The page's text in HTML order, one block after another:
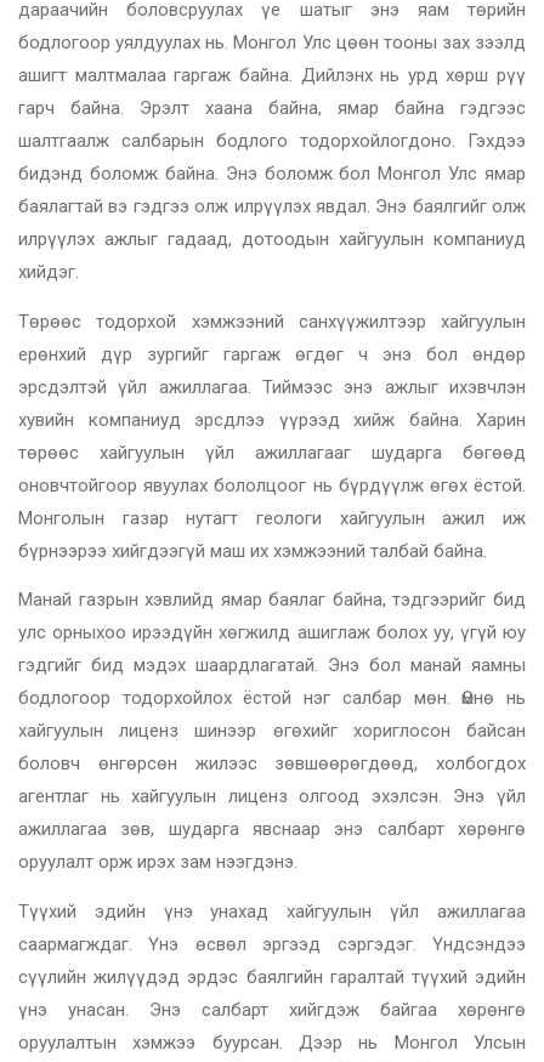
дараачийн боловсруулах үе шатыг энэ яам төрийн
бодлогоор уялдуулах нь. Монгол Улс цөөн тооны зах зээлд
ашигт малтмалаа гаргаж байна. Дийлэнх нь урд хөрш рүү
гарч байна. Эрэлт хаана байна, ямар байна гэдгээс
шалтгаалж салбарын бодлого тодорхойлогдоно. Гэхдээ
бидэнд боломж байна. Энэ боломж бол Монгол Улс ямар
баялагтай вэ гэдгээ олж илрүүлэх явдал. Энэ баялгийг олж
илрүүлэх ажлыг гадаад, дотоодын хайгуулын компаниуд
хийдэг.
Төрөөс тодорхой хэмжээний санхүүжилтээр хайгуулын
ерөнхий дүр зургийг гаргаж өгдөг ч энэ бол өндөр
эрсдэлтэй үйл ажиллагаа. Тиймээс энэ ажлыг ихэвчлэн
хувийн компаниуд эрсдлээ үүрээд хийж байна. Харин
төрөөс хайгуулын үйл ажиллагааг шударга бөгөөд
оновчтойгоор явуулах бололцоог нь бүрдүүлж өгөх ёстой.
Монголын газар нутагт геологи хайгуулын ажил иж
бүрнээрээ хийгдээгүй маш их хэмжээний талбай байна.
Манай газрын хэвлийд ямар баялаг байна, тэдгээрийг бид
улс орныхоо ирээдүйн хөгжилд ашиглаж болох уу, үгүй юу
гэдгийг бид мэдэх шаардлагатай. Энэ бол манай яамны
бодлогоор тодорхойлох ёстой нэг салбар мөн. Өмнө нь
хайгуулын лиценз шинээр өгөхийг хориглосон байсан
боловч өнгөрсөн жилээс зөвшөөрөгдөөд, холбогдох
агентлаг нь хайгуулын лиценз олгоод эхэлсэн. Энэ үйл
ажиллагаа зөв, шударга явснаар энэ салбарт хөрөнгө
оруулалт орж ирэх зам нээгдэнэ.
Түүхий эдийн үнэ унахад хайгуулын үйл ажиллагаа
саармагждаг. Үнэ өсвөл эргээд сэргэдэг. Үндсэндээ
сүүлийн жилүүдэд эрдэс баялгийн гаралтай түүхий эдийн
үнэ унасан. Энэ салбарт хийгдэж байгаа хөрөнгө
оруулалтын хэмжээ буурсан. Дээр нь Монгол Улсын